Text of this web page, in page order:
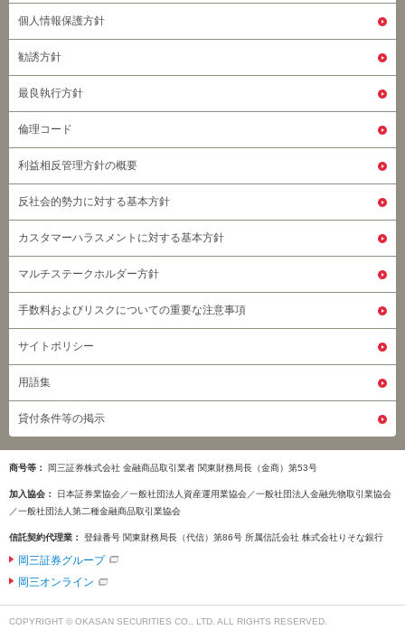
個人情報保護方針
勧誘方針
最良執行方針
倫理コード
利益相反管理方針の概要
反社会的勢力に対する基本方針
カスタマーハラスメントに対する基本方針
マルチステークホルダー方針
手数料およびリスクについての重要な注意事項
サイトポリシー
用語集
貸付条件等の掲示
商号等 岡三証券株式会社 金融商品取引業者 関東財務局長（金商）第53号
加入協会
日本証券業協会／一般社団法人資産運用業協会／一般社団法人金融先物取引業協会
／一般社団法人第二種金融商品取引業協会
信託契約代理業 登録番号 関東財務局長（代信）第86号 所属信託会社 株式会社りそな銀行
岡三証券グループ
岡三オンライン
COPYRIGHT © OKASAN SECURITIES CO., LTD. ALL RIGHTS RESERVED.